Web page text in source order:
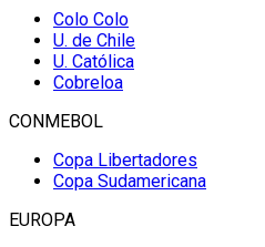
Colo Colo
U. de Chile
U. Católica
Cobreloa
CONMEBOL
Copa Libertadores
Copa Sudamericana
EUROPA